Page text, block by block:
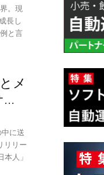
。現
長し
と言
メ
に送
リリー
人」